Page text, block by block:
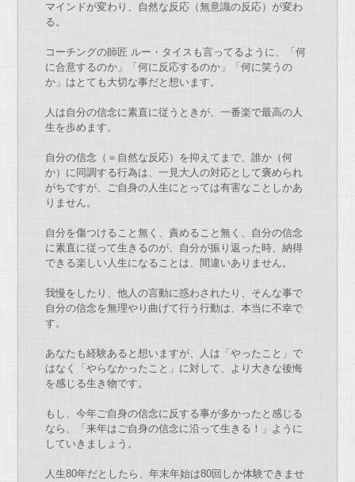
マインド が変わり、自然な反応（無意識の反応） が変わ
る。
コーチ ングの師匠 ルー・タイスも言ってるように、「何
に合意するのか」「 何に反応するのか」「何に笑う の
か」 はとても大切な事だと想います。
人は自分の信念に素直に従うとき が、 一番楽で最高の人
生を歩めます。
自分の信念（＝自然な反応）を抑えてま で、誰か（何
か） に同調する行為は、一見大人の対応として褒められ
がちですが、 ご自身の人生にとっては有害なことしかあ
りません。
自分を傷つけること無く、責めること無く、 自分の信念
に素直に従って生きるのが、自分が振り返っ た時、 納得
できる楽しい人生になることは、間違いありません。
我慢をし た り、他人の言動に惑わされた り、 そんな事で
自分の信念を無理やり曲げて行う行動は、 本当に不幸で
す。
あなた も経験あると想いますが、人は「やっ た こと」 で
はな く「 やら なかっ たこと」に対して、 より大き な後悔
を感じる生き物です。
もし、今年ご自身の信念に反する事が多かっ た と感じる
な ら、「 来年はご自身の信念に沿って生きる！」ように
していきましょう。
人生80年だとし た ら、年末年始は80回しか体験できませ